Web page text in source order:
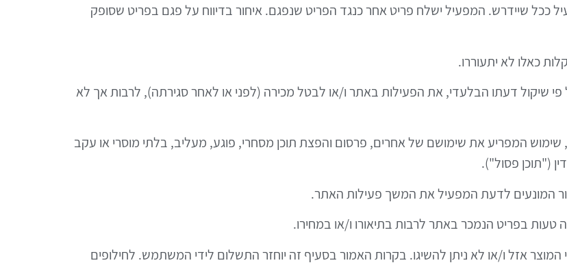
ככל שיידרש. המפעיל ישלח פריט אחר כנגד הפריט שנפגם. איחור בדיווח על פגם בפריט שסופק
פי שיקול דעתו הבלעדי, את הפעילות באתר ו/או לבטל מכירה (לפני או לאחר סגירתה), לרבות אך לא
שימוש המפריע את שימושם של אחרים, פרסום והפצת תוכן מסחרי, פוגע, מעליב, בלתי מוסרי או עקב
("תוכן פסול").
כי המוצר אזל ו/או לא ניתן להשיגו. בקרות האמור בסעיף זה יוחזר התשלום לידי המשתמש. לחילופים